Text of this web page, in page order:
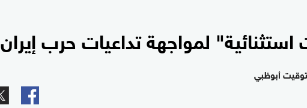
لمواجهة تداعيات حرب إيران